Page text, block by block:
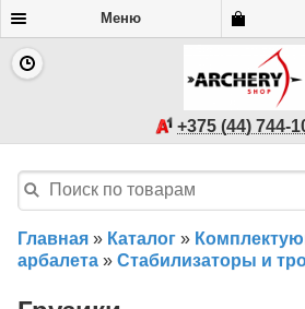
Меню
+375 (44) 744-
Главная » Каталог »
арбалета » Стабилизаторы и